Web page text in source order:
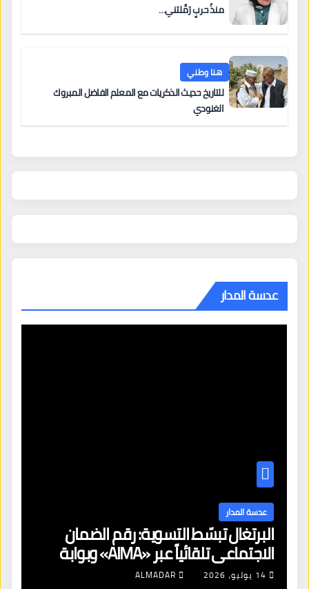
منذُ حربٍ رَمَّلتني…
هنا وطني
للتاريخ حديث الذكريات مع المعلم الفاضل المبروك
الغنودي
عدسة المدار
عدسة المدار
البرتغال تبسّط التسوية: رقم الضمان
الاجتماعي تلقائياً عبر «AIMA» وبوابة
جديدة لتجديد الإقامات
14 يوليو، 2026 ALMADAR